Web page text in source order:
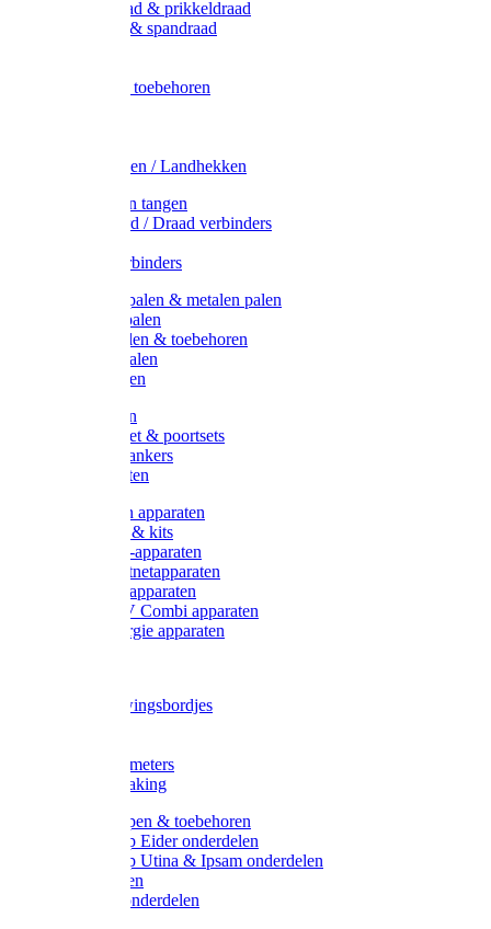
Metaal draad & prikkeldraad
Binddraad & spandraad
Afrasternet toebehoren
Weidehekken / Landhekken
Spanners en tangen
Lint / Koord / Draad verbinders
Litzclip verbinders
Recycling palen & metalen palen
Kunststof palen
T-Post t-palen & toebehoren
Glasfiber palen
Houten palen
Poortgrepen
Doorgangset & poortsets
Poortgreepankers
Weidepoorten
Onderdelen apparaten
Starter sets & kits
9V Batterij-apparaten
230V Lichtnetapparaten
12V Accu-apparaten
230V / 12V Combi apparaten
Zonne-energie apparaten
Waarschuwingsbordjes
Wegers en meters
Video bewaking
Weidepompen & toebehoren
Weidepomp Eider onderdelen
Weidepomp Utina & Ipsam onderdelen
Drinkbakken
Drinkbak onderdelen